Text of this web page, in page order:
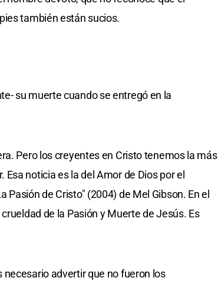
también están sucios.
su muerte cuando se entregó en la
Pero los creyentes en Cristo tenemos la más
noticia es la del Amor de Dios por el
de Cristo" (2004) de Mel Gibson. En el
de la Pasión y Muerte de Jesús. Es
advertir que no fueron los